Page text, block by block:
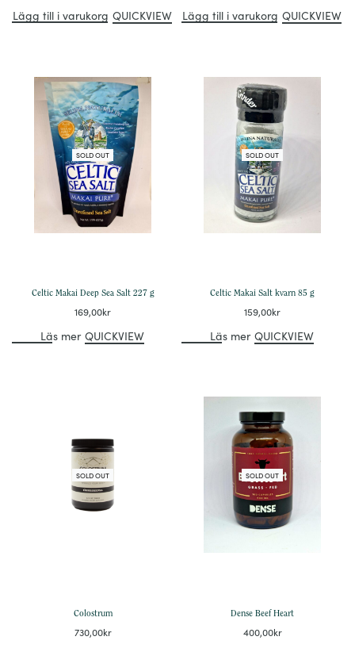
Lägg till i varukorg QUICKVIEW Lägg till i varukorg QUICKVIEW
SOLD OUT
Celtic Makai Deep Sea Salt 227 g
169,00kr
Läs mer QUICKVIEW
SOLD OUT
Celtic Makai Salt kvarn 85 g
159,00kr
Läs mer QUICKVIEW
SOLD OUT
Colostrum
730,00kr
SOLD OUT
Dense Beef Heart
400,00kr